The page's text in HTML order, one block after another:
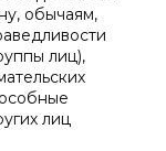
обычаям,
лиц),
лиц